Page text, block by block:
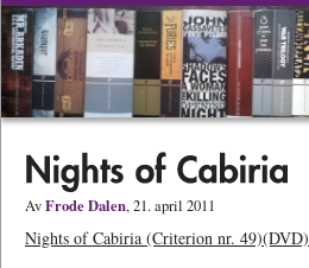
AvFrode Dalen, 21. april 2011
Nights of Cabiria (Criterion nr. 49)(DVD)